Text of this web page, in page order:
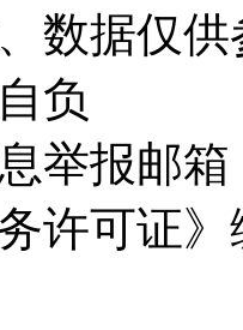
数据仅
负
举报邮箱
许可证